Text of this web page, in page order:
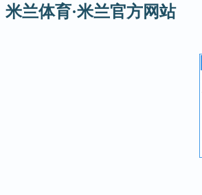
米兰体育·米兰官方网站